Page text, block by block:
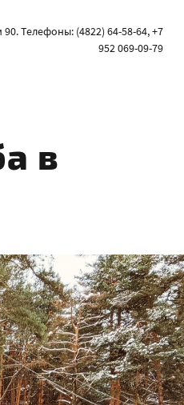
Телефоны: (4822) 64-58-64, +7
952 069-09-79
в